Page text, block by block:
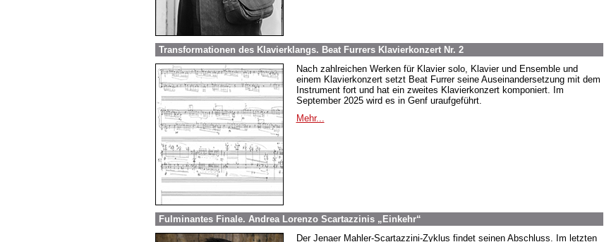
Transformationen des Klavierklangs. Beat Furrers Klavierkonzert Nr. 2
Nach zahlreichen Werken für Klavier solo, Klavier und Ensemble und
einem Klavierkonzert setzt Beat Furrer seine Auseinandersetzung mit dem
Instrument fort und hat ein zweites Klavierkonzert komponiert. Im
September 2025 wird es in Genf uraufgeführt.
Mehr...
Fulminantes Finale. Andrea Lorenzo Scartazzinis „Einkehr“
Der Jenaer Mahler-Scartazzini-Zyklus findet seinen Abschluss. Im letzten